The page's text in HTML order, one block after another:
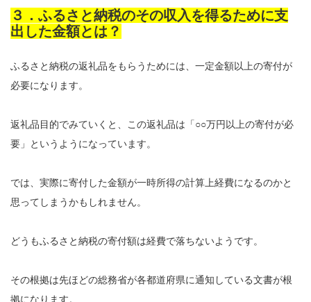
３．ふるさと納税のその収入を得るために支
出した金額とは？
ふるさと納税の返礼品をもらうためには、一定金額以上の寄付が
必要になります。
返礼品目的でみていくと、この返礼品は「○○万円以上の寄付が必
要」というようになっています。
では、実際に寄付した金額が一時所得の計算上経費になるのかと
思ってしまうかもしれません。
どうもふるさと納税の寄付額は経費で落ちないようです。
その根拠は先ほどの総務省が各都道府県に通知している文書が根
拠になります。